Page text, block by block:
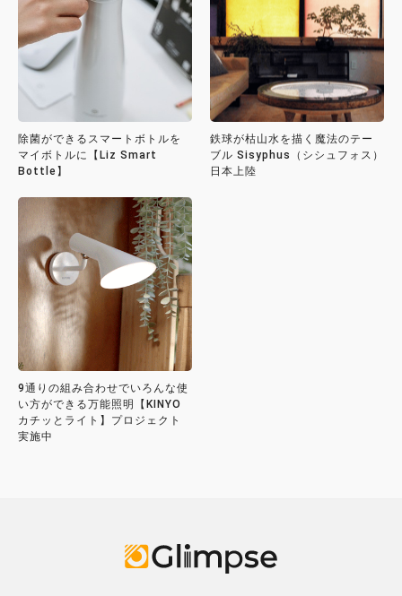
除菌ができるスマートボトルを
マイボトルに【Liz Smart
Bottle】
鉄球が枯山水を描く魔法のテー
ブル Sisyphus（シシュフォス）
日本上陸
9通りの組み合わせでいろんな使
い方ができる万能照明【KINYO
カチッとライト】プロジェクト
実施中